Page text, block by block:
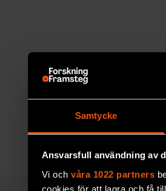
Samtycke
Ansvarsfull användning av
Vi och våra 1022 partners
cookies för att lagra och få
grafik som du i hemlighet